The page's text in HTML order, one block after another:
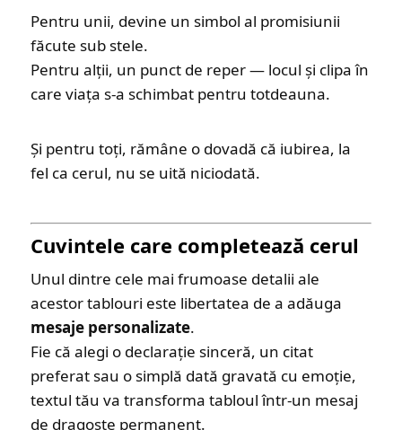
Pentru unii, devine un simbol al promisiunii
făcute sub stele.
Pentru alții, un punct de reper — locul și clipa în
care viața s-a schimbat pentru totdeauna.
Și pentru toți, rămâne o dovadă că iubirea, la
fel ca cerul, nu se uită niciodată.
Cuvintele care completează cerul
Unul dintre cele mai frumoase detalii ale
acestor tablouri este libertatea de a adăuga
mesaje personalizate.
Fie că alegi o declarație sinceră, un citat
preferat sau o simplă dată gravată cu emoție,
textul tău va transforma tabloul într-un mesaj
de dragoste permanent.